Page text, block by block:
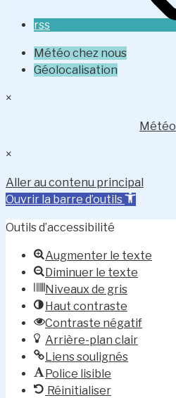
rss
Météo chez nous
Géolocalisation
×
Météo
×
Aller au contenu principal
Ouvrir la barre d’outils
Outils d’accessibilité
Augmenter le texte
Diminuer le texte
Niveaux de gris
Haut contraste
Contraste négatif
Arrière-plan clair
Liens soulignés
Police lisible
Réinitialiser